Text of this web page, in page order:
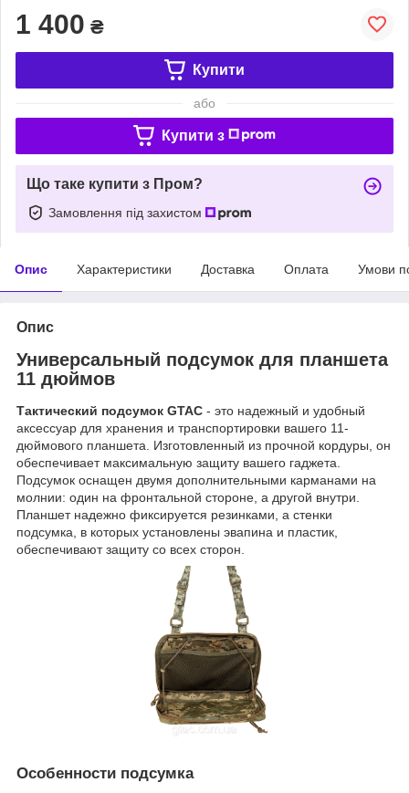
1 400 ₴
Купити
або
Купити з
Що таке купити з Пром?
Замовлення під захистом
Опис Характеристики Доставка Оплата Умови
Опис
Универсальный подсумок для планшета
11 дюймов
Тактический подсумок GTAC - это надежный и удобный
аксессуар для хранения и транспортировки вашего 11-
дюймового планшета. Изготовленный из прочной кордуры, он
обеспечивает максимальную защиту вашего гаджета.
Подсумок оснащен двумя дополнительными карманами на
молнии: один на фронтальной стороне, а другой внутри.
Планшет надежно фиксируется резинками, а стенки
подсумка, в которых установлены эвапина и пластик,
обеспечивают защиту со всех сторон.
Особенности подсумка